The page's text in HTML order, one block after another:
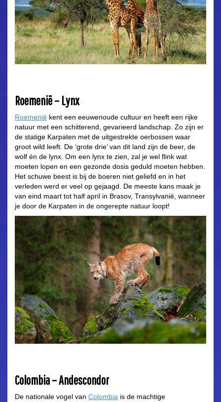
Roemenië – Lynx
Roemenië kent een eeuwenoude cultuur en heeft een rijke
natuur met een schitterend, gevarieerd landschap. Zo zijn er
de statige Karpaten met de uitgestrekte oerbossen waar
groot wild leeft. De ‘grote drie’ van dit land zijn de beer, de
wolf én de lynx. Om een lynx te zien, zal je wel flink wat
moeten lopen en een gezonde dosis geduld moeten hebben.
Het schuwe beest is bij de boeren niet geliefd en in het
verleden werd er veel op gejaagd. De meeste kans maak je
van eind maart tot half april in Brasov, Transylvanië, wanneer
je door de Karpaten in de ongerepte natuur loopt!
Colombia – Andescondor
De nationale vogel van Colombia is de machtige